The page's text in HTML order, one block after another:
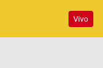
Vivo